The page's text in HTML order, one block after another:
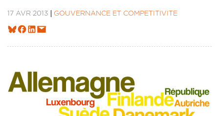
IA
ESPACE ADHÉRENTS
ADHÉRER
LA REVUE CADRES
LE CREFAC
L’OBSERVATOIRE DES CADRES
17 AVR 2013 GOUVERNANCE ET COMPÉTITIVITÉ